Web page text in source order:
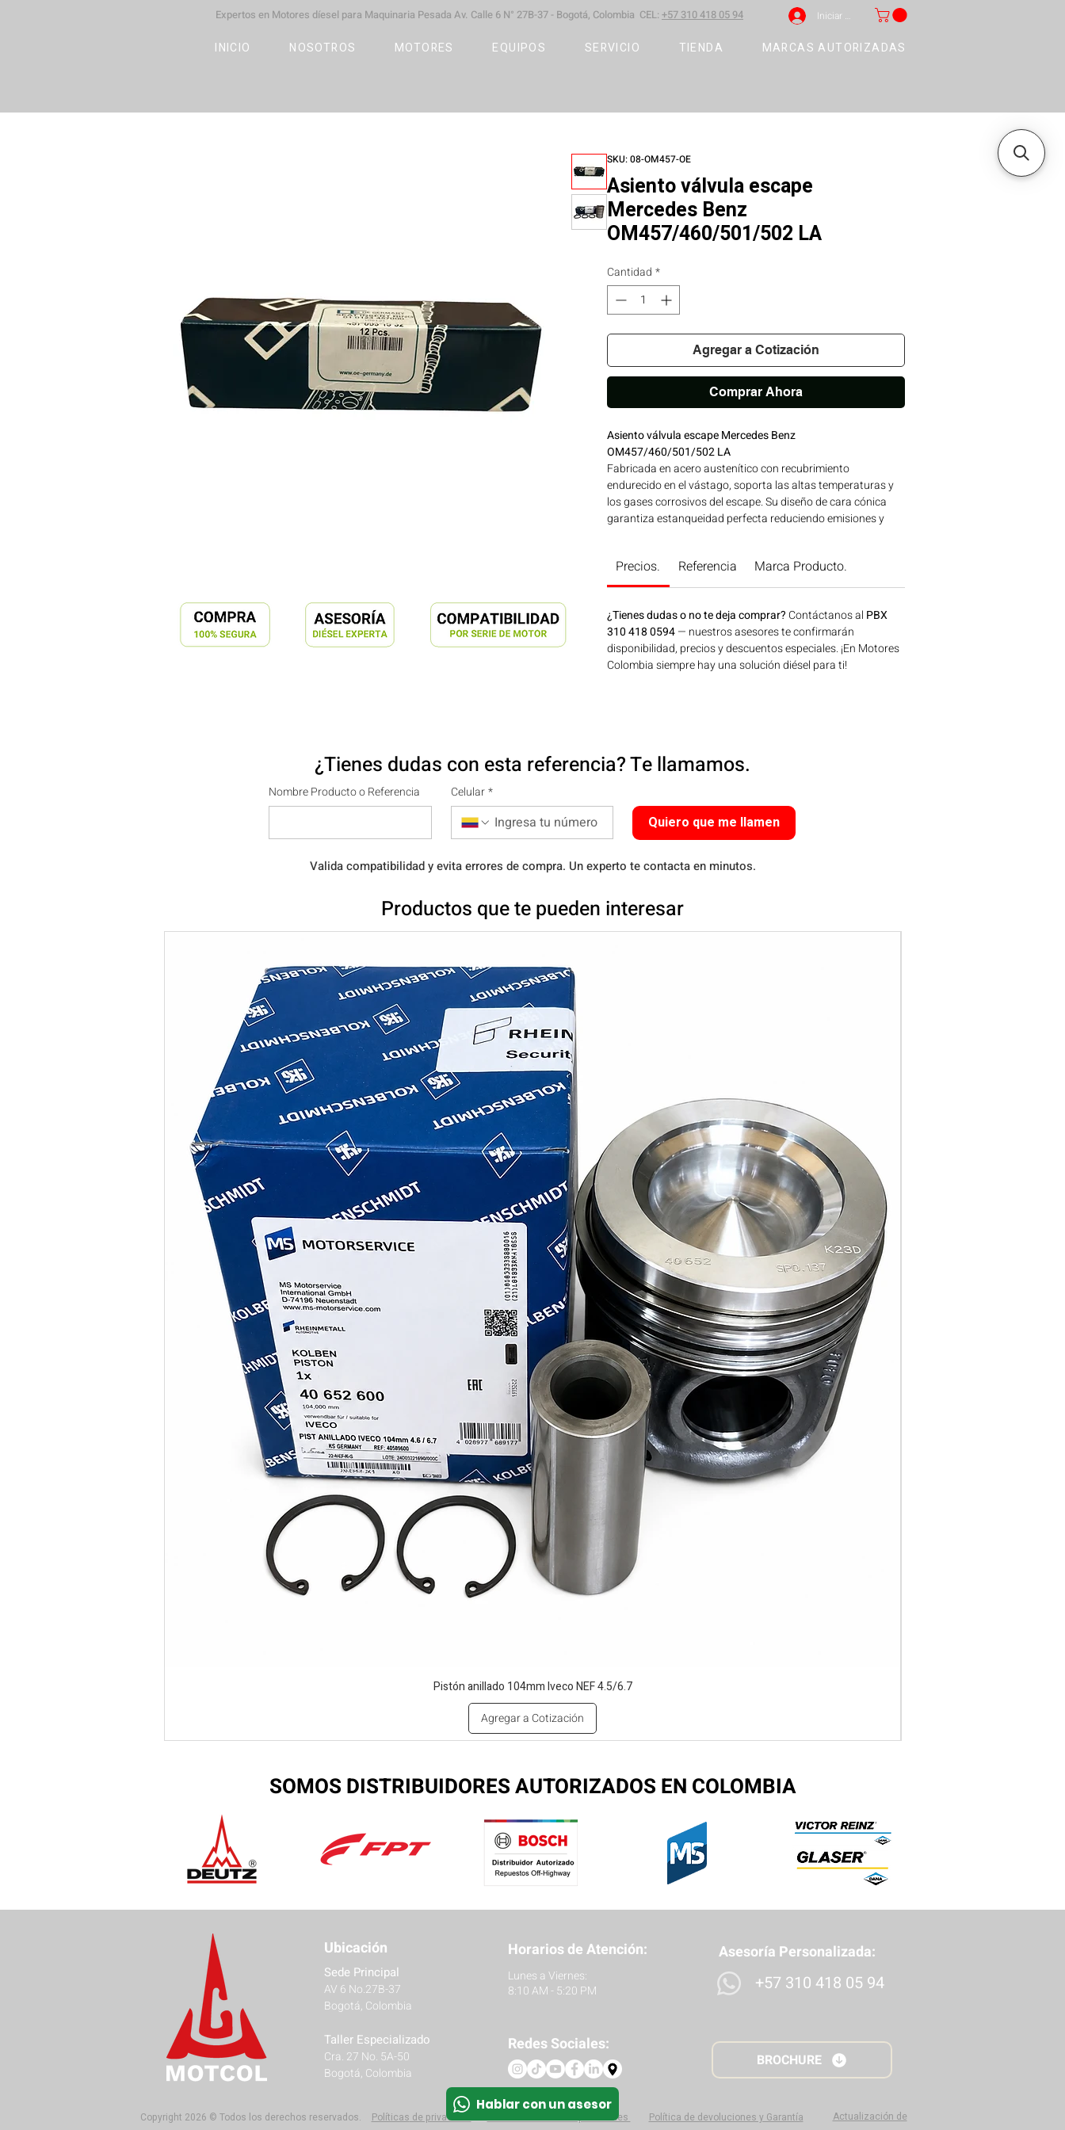
Expertos en Motores díesel para Maquinaria Pesada Av. Calle 6 N° 27B-37 - Bogotá, Colombia CEL: +57 310 418 05 94 Iniciar sesión
INICIO NOSOTROS MOTORES EQUIPOS SERVICIO TIENDA MARCAS AUTORIZADAS
SKU: 08-OM457-OE
Asiento válvula escape
Mercedes Benz
OM457/460/501/502 LA
Cantidad *
Agregar a Cotización
Comprar Ahora
Asiento válvula escape Mercedes Benz
OM457/460/501/502 LA
Fabricada en acero austenítico con recubrimiento
endurecido en el vástago, soporta las altas temperaturas y
los gases corrosivos del escape. Su diseño de cara cónica
garantiza estanqueidad perfecta reduciendo emisiones y
motores MERCEDES BENZ. Compatibilidad: SERIES 400 |
Línea: MERCEDES BENZ Ideal para aplicaciones en
energía disponible en Bogotá, Colombia. Consíguelo ahora
en Motores Colombia.
Precios. Referencia Marca Producto.
¿Tienes dudas o no te deja comprar? Contáctanos al PBX
310 418 0594— nuestros asesores te confirmarán
disponibilidad, precios y descuentos especiales. ¡En Motores
Colombia siempre hay una solución diésel para ti!
¿Tienes dudas con esta referencia? Te llamamos.
Nombre Producto o Referencia Celular *
Quiero que me llamen
Valida compatibilidad y evita errores de compra. Un experto te contacta en minutos.
Productos que te pueden interesar
Pistón anillado 104mm Iveco NEF 4.5/6.7
Agregar a Cotización
Hablar con un asesor
SOMOS DISTRIBUIDORES AUTORIZADOS EN COLOMBIA
Ubicación
Sede Principal
AV 6 No.27B-37
Bogotá, Colombia
Taller Especializado
Cra. 27 No. 5A-50
Bogotá, Colombia
Horarios de Atención:
Lunes a Viernes:
8:10 AM - 5:20 PM
Asesoría Personalizada:
+57 310 418 05 94
Redes Sociales:
BROCHURE
Políticas de privacidad Protección de datos personales Política de devoluciones y Garantía
Copyright 2026 © Todos los derechos reservados.
Actualización de